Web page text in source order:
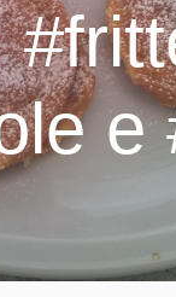
e